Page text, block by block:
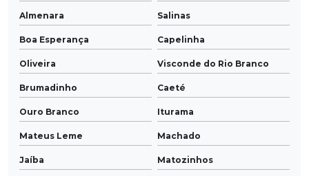
Almenara Salinas
Boa Esperança Capelinha
Oliveira Visconde do Rio Branco
Brumadinho Caeté
Ouro Branco Iturama
Mateus Leme Machado
Jaíba Matozinhos